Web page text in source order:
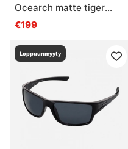
Ocearch matte tiger
shark - green mirror
580P
€199
Loppuunmyyty